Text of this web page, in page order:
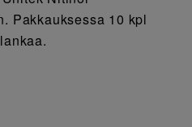
Pakkauksessa 10 kpl